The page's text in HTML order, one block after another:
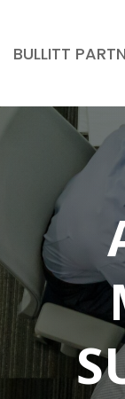
BULLITT